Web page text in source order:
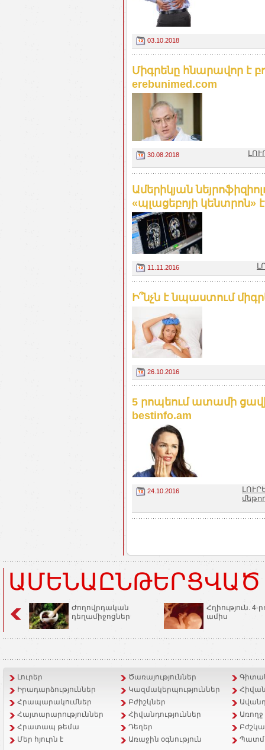
03.10.2018
Միգրենը հնարավոր է
erebunimed.com
30.08.2018
Ամերիկյան
«պլացեբոյի կենտրոն»
11.11.2016
Ի՞նչն է նպաստում
26.10.2016
5 րոպեում ատամի
bestinfo.am
24.10.2016
Ժողովրդական
դեղամիջոցներ
Հղիություն. 4-
ամիս
Լուրեր Ծառայություններ
Իրադարձություններ
Կազմակերպություններ
Հրապարակումներ
Բժիշկներ
Հայտարարություններ
Հիվանդություններ
Հրատապ թեմա
Դեղեր
Մեր հյուրն է
Առաջին օգնություն